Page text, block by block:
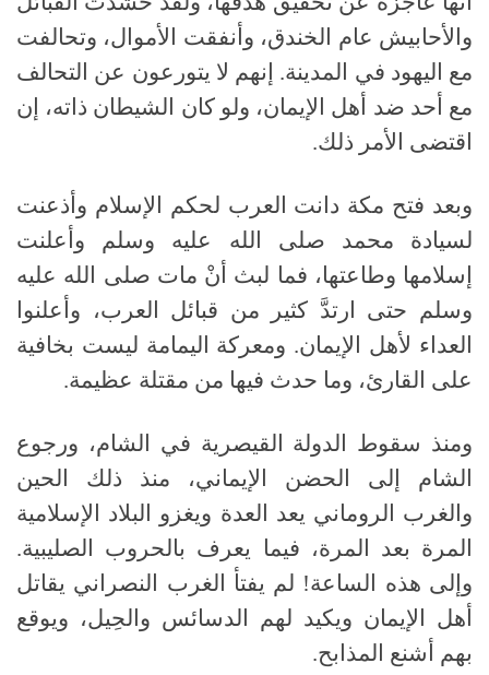
والأحابيش عام الخندق، وأنفقت الأموال، وتحالفت
مع اليهود في المدينة. إنهم لا يتورعون عن التحالف
مع أحد ضد أهل الإيمان، ولو كان الشيطان ذاته، إن
اقتضى الأمر ذلك.
وبعد فتح مكة دانت العرب لحكم الإسلام وأذعنت
لسيادة محمد صلى الله عليه وسلم وأعلنت
إسلامها وطاعتها، فما لبث أنْ مات صلى الله عليه
وسلم حتى ارتدَّ كثير من قبائل العرب، وأعلنوا
العداء لأهل الإيمان. ومعركة اليمامة ليست بخافية
على القارئ، وما حدث فيها من مقتلة عظيمة.
ومنذ سقوط الدولة القيصرية في الشام، ورجوع
الشام إلى الحضن الإيماني، منذ ذلك الحين
والغرب الروماني يعد العدة ويغزو البلاد الإسلامية
المرة بعد المرة، فيما يعرف بالحروب الصليبية.
وإلى هذه الساعة! لم يفتأ الغرب النصراني يقاتل
أهل الإيمان ويكيد لهم الدسائس والحِيل، ويوقع
بهم أشنع المذابح.